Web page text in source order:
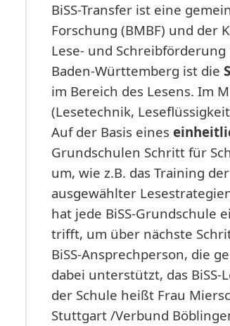
BiSS-Transfer ist eine
Forschung (BMBF) und der
Lese- und
Baden-Württemberg ist die
im Bereich des Lesens. Im
(Lesetechnik,
Auf der Basis eines
Grundschulen Schritt für
um, wie z.B. das Training
ausgewählter
hat jede BiSS-Grundschule
trifft, um über nächste
BiSS-Ansprechperson, die
dabei unterstützt, das
der Schule heißt Frau
Stuttgart /Verbund